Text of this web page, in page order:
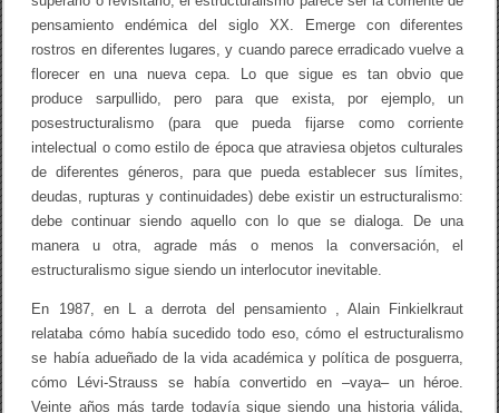
pensamiento endémica del siglo XX. Emerge con diferentes
rostros en diferentes lugares, y cuando parece erradicado vuelve a
florecer en una nueva cepa. Lo que sigue es tan obvio que
produce sarpullido, pero para que exista, por ejemplo, un
posestructuralismo (para que pueda fijarse como corriente
intelectual o como estilo de época que atraviesa objetos culturales
de diferentes géneros, para que pueda establecer sus límites,
deudas, rupturas y continuidades) debe existir un estructuralismo:
debe continuar siendo aquello con lo que se dialoga. De una
manera u otra, agrade más o menos la conversación, el
estructuralismo sigue siendo un interlocutor inevitable.
En 1987, en L a derrota del pensamiento , Alain Finkielkraut
relataba cómo había sucedido todo eso, cómo el estructuralismo
se había adueñado de la vida académica y política de posguerra,
cómo Lévi-Strauss se había convertido en –vaya– un héroe.
Veinte años más tarde todavía sigue siendo una historia válida,